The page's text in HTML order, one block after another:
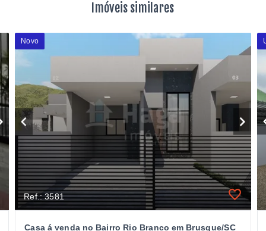
Imóveis similares
Novo
Ref.: 3581
Casa á venda no Bairro Rio Branco em Brusque/SC